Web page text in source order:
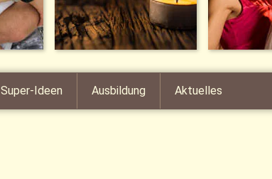
Super-Ideen Ausbildung Aktuelles